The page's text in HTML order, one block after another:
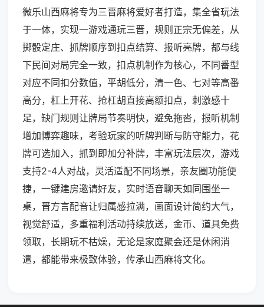
微乐山西麻将专为三晋麻将爱好者打造，集全省玩法
于一体，实现一游戏通玩三晋，规则正宗无偏差，从
掷骰定庄、抓牌顺序到扣点结算、报听亮牌，都与线
下民间对局完全一致，扣点机制作为核心，不同番型
对应不同扣分数值，平胡低分，清一色、七对等高番
高分，杠上开花、抢杠胡直接高额扣点，刺激感十
足，缺门规则让牌局节奏明快，避免拖沓，报听机制
增加博弈趣味，考验玩家的听牌判断与防守能力，花
牌可选加入，抓到即加分补牌，丰富玩法层次，游戏
支持2-4人对战，灵活适配不同场景，亲友圈功能便
捷，一键建房邀请好友，实时语音聊天如同围坐一
桌，晋方言配音让归属感拉满，画面设计简约大气，
视觉舒适，多重福利活动持续放送，金币、道具免费
领取，长期玩不枯燥，无论是家庭聚会还是休闲消
遣，都能带来极致体验，传承山西麻将文化。